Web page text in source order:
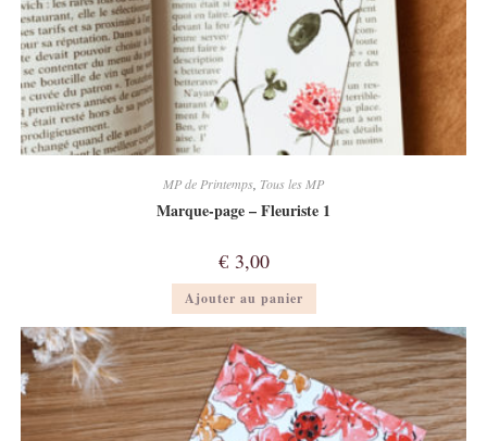
MP de Printemps Tous les MP
Marque-page – Fleuriste 1
€3,00
Ajouter au panier